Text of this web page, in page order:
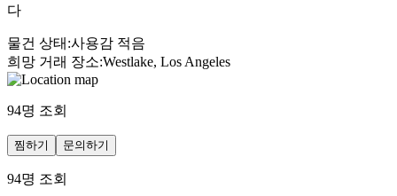
다
물건 상태 :사용감 적음
희망 거래 장소:Westlake, Los Angeles
94명 조회
찜하기 문의하기
94명 조회